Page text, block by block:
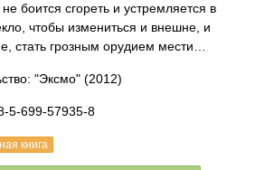
боится сгореть и устремляется в
чтобы измениться и внешне, и
стать грозным орудием мести…
"Эксмо" (2012)
5-699-57935-8
книга